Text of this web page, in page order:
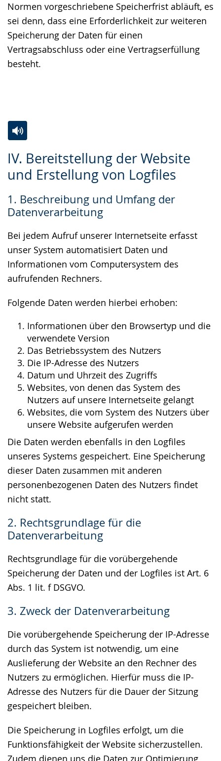
Normen vorgeschriebene Speicherfrist abläuft, es
sei denn, dass eine Erforderlichkeit zur weiteren
Speicherung der Daten für einen
Vertragsabschluss oder eine Vertragserfüllung
besteht.
IV. Bereitstellung der Website
und Erstellung von Logfiles
1. Beschreibung und Umfang der
Datenverarbeitung
Bei jedem Aufruf unserer Internetseite erfasst
unser System automatisiert Daten und
Informationen vom Computersystem des
aufrufenden Rechners.
Folgende Daten werden hierbei erhoben:
Informationen über den Browsertyp und die
verwendete Version
Das Betriebssystem des Nutzers
Die IP-Adresse des Nutzers
Datum und Uhrzeit des Zugriffs
Websites, von denen das System des
Nutzers auf unsere Internetseite gelangt
Websites, die vom System des Nutzers über
unsere Website aufgerufen werden
Die Daten werden ebenfalls in den Logfiles
unseres Systems gespeichert. Eine Speicherung
dieser Daten zusammen mit anderen
personenbezogenen Daten des Nutzers findet
nicht statt.
2. Rechtsgrundlage für die
Datenverarbeitung
Rechtsgrundlage für die vorübergehende
Speicherung der Daten und der Logfiles ist Art. 6
Abs. 1 lit. f DSGVO.
3. Zweck der Datenverarbeitung
Die vorübergehende Speicherung der IP-Adresse
durch das System ist notwendig, um eine
Auslieferung der Website an den Rechner des
Nutzers zu ermöglichen. Hierfür muss die IP-
Adresse des Nutzers für die Dauer der Sitzung
gespeichert bleiben.
Die Speicherung in Logfiles erfolgt, um die
Funktionsfähigkeit der Website sicherzustellen.
Zudem dienen uns die Daten zur Optimierung
Leichten
Sprache
Audio-
Unterstützung.
Video
in
Gebärdensprache
wird
angezeigt.